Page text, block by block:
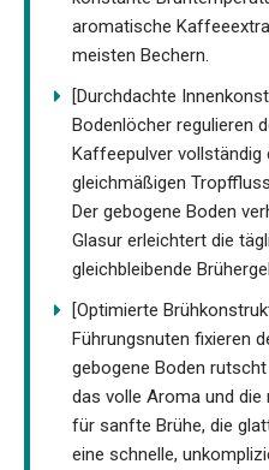
aromatische
meisten Bechern.
[Durchdachte
Bodenlöcher regulieren
Kaffeepulver
gleichmäßigen
Der gebogene Boden
Glasur erleichtert die
gleichbleibende
[Optimierte
Führungsnuten fixieren
gebogene Boden
das volle Aroma und
für sanfte Brühe, die
eine schnelle,